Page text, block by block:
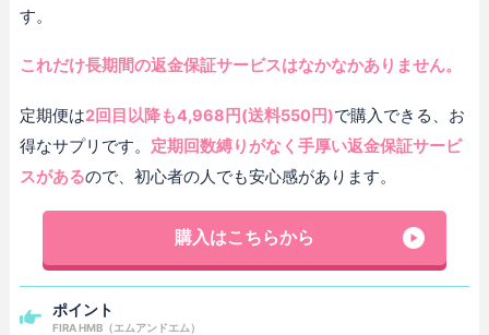
す。
これだけ長期間の返金保証サービスはなかなかありません。
定期便は2回目以降も4,968円(送料550円)で購入できる、お
得なサプリです。 定期回数縛りがなく手厚い返金保証サービ
スがあるので、初心者の人でも安心感があります。
購入はこちらから
ポイント
FIRA HMB（エムアンドエム）